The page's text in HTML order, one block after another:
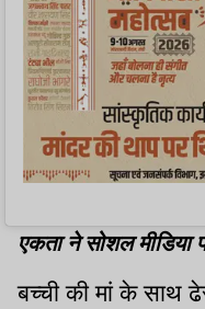
एकता ने सोशल मीडिया
बच्ची की मां के साथ